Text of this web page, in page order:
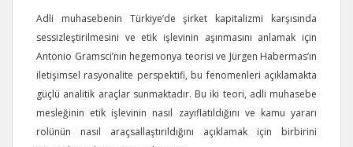
Adli muhasebenin Türkiye’de şirket kapitalizmi karşısında
sessizleştirilmesini ve etik işlevinin aşınmasını anlamak için
Antonio Gramsci’nin hegemonya teorisi ve Jürgen Habermas’ın
iletişimsel rasyonalite perspektifi, bu fenomenleri açıklamakta
güçlü analitik araçlar sunmaktadır. Bu iki teori, adli muhasebe
mesleğinin etik işlevinin nasıl zayıflatıldığını ve kamu yararı
rolünün nasıl araçsallaştırıldığını açıklamak için birbirini